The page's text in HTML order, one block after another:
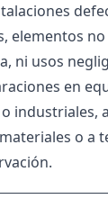
elementos
ni usos
en
industriales,
o a